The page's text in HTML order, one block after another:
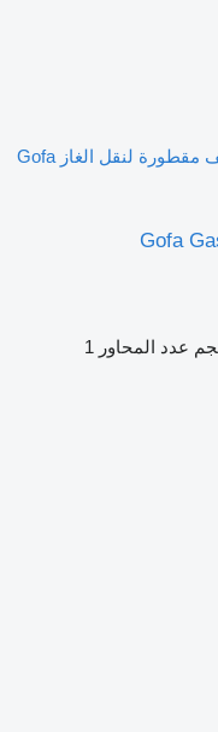
صهريج نصف مقطورة لنقل الغاز Gofa
Gofa
عدد المحاور 1